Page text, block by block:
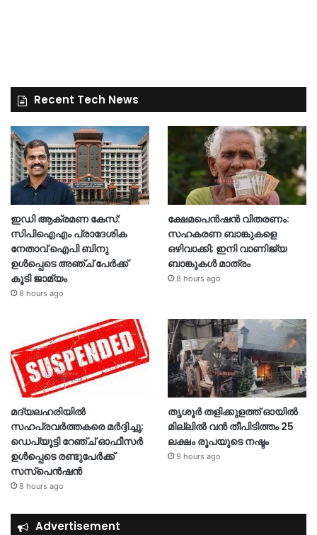
Recent Tech News
ഇഡി ആക്രമണ കേസ്:
സിപിഐഎം പ്രാദേശിക
നേതാവ് ഐപി ബിനു
ഉൾപ്പെടെ അഞ്ച് പേർക്ക്
കൂടി ജാമ്യം
8 hours ago
ക്ഷേമപെൻഷൻ വിതരണം:
സഹകരണ ബാങ്കുകളെ
ഒഴിവാക്കി; ഇനി വാണിജ്യ
ബാങ്കുകൾ മാത്രം
8 hours ago
മദ്യലഹരിയിൽ
സഹപ്രവർത്തകരെ മർദ്ദിച്ചു;
ഡെപ്യൂട്ടി റേഞ്ച് ഓഫീസർ
ഉൾപ്പെടെ രണ്ടുപേർക്ക്
സസ്‌പെൻഷൻ
8 hours ago
തൃശൂര്‍ തളിക്കുളത്ത് ഓയില്‍
മില്ലില്‍ വൻ തീപിടിത്തം 25
ലക്ഷം രൂപയുടെ നഷ്ടം
9 hours ago
Advertisement